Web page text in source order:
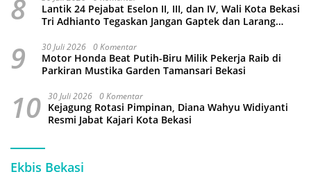
8
Lantik 24 Pejabat Eselon II, III, dan IV, Wali Kota Bekasi
Tri Adhianto Tegaskan Jangan Gaptek dan Larang
9 30 Juli 2026 0 Komentar
Motor Honda Beat Putih-Biru Milik Pekerja Raib di
Parkiran Mustika Garden Tamansari Bekasi
10 30 Juli 2026 0 Komentar
Kejagung Rotasi Pimpinan, Diana Wahyu Widiyanti
Resmi Jabat Kajari Kota Bekasi
Ekbis Bekasi